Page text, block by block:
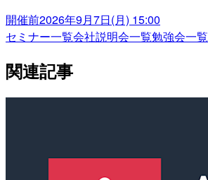
開催前2026年9月7日(月) 15:00
セミナー一覧会社説明会一覧勉強会一覧
関連記事